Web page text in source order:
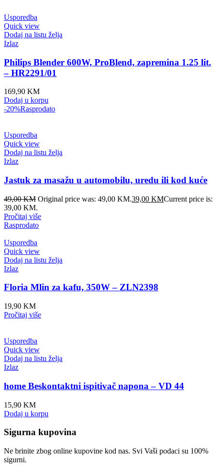
Usporedba
Quick view
Dodaj na listu želja
Izlaz
Philips Blender 600W, ProBlend, zapremina 1.25 lit.
– HR2291/01
169,90 KM
Dodaj u korpu
-20%Rasprodato
Usporedba
Quick view
Dodaj na listu želja
Izlaz
Jastuk za masažu u automobilu, uredu ili kod kuće
49,00KM Original price was: 49,00 KM.39,00 KMCurrent price is:
39,00 KM.
Pročitaj više
Rasprodato
Usporedba
Quick view
Dodaj na listu želja
Izlaz
Floria Mlin za kafu, 350W – ZLN2398
19,90 KM
Pročitaj više
Usporedba
Quick view
Dodaj na listu želja
Izlaz
home Beskontaktni ispitivač napona – VD 44
15,90 KM
Dodaj u korpu
Sigurna kupovina
Ne brinite zbog online kupovine kod nas. Svi Vaši podaci su 100%
sigurni.